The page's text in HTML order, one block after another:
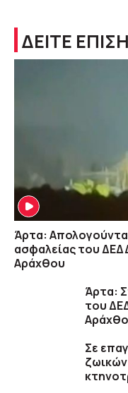
ΔΕΙΤΕ
Άρτα:
ασφαλείας του
Αράχθου
Άρτα:
του
Σε